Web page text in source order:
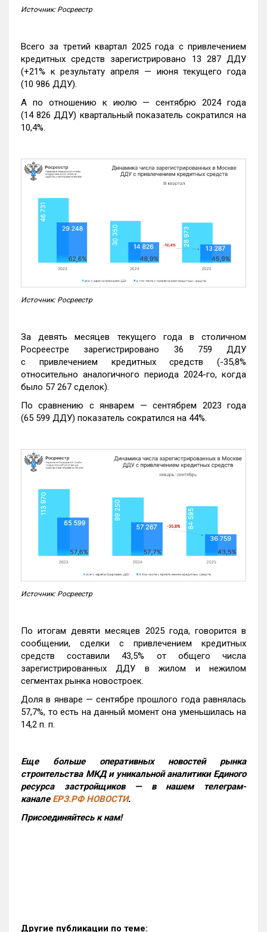
Источник: Росреестр
Всего за третий квартал 2025 года с привлечением
кредитных средств зарегистрировано 13 287 ДДУ
(+21% к результату апреля — июня текущего года
(10 986 ДДУ).
А по отношению к июлю — сентябрю 2024 года
(14 826 ДДУ) квартальный показатель сократился на
10,4%.
Источник: Росреестр
За девять месяцев текущего года в столичном
Росреестре зарегистрировано 36 759 ДДУ
с привлечением кредитных средств (-35,8%
относительно аналогичного периода 2024-го, когда
было 57 267 сделок).
По сравнению с январем — сентябрем 2023 года
(65 599 ДДУ) показатель сократился на 44%.
Источник: Росреестр
По итогам девяти месяцев 2025 года, говорится в
сообщении, сделки с привлечением кредитных
средств составили 43,5% от общего числа
зарегистрированных ДДУ в жилом и нежилом
сегментах рынка новостроек.
Доля в январе — сентябре прошлого года равнялась
57,7%, то есть на данный момент она уменьшилась на
14,2 п. п.
Еще больше оперативных новостей рынка
строительства МКД и уникальной аналитики Единого
ресурса застройщиков — в нашем телеграм-
канале ЕРЗ.РФ НОВОСТИ.
Присоединяйтесь к нам!
Другие публикации по теме: